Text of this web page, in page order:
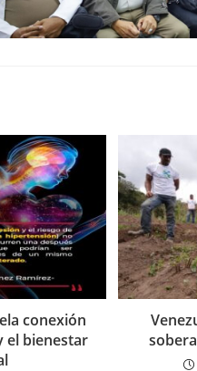
conexión
el bienestar